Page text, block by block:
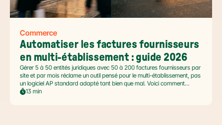
Commerce
Automatiser les factures fournisseurs
en multi-établissement : guide 2026
Gérer 5 à 50 entités juridiques avec 50 à 200 factures fournisseurs par
site et par mois réclame un outil pensé pour le multi-établissement, pas
un logiciel AP standard adapté tant bien que mal. Voici comment
automatiser sans casser la gouvernance locale, capturer le levier BFR
13 min